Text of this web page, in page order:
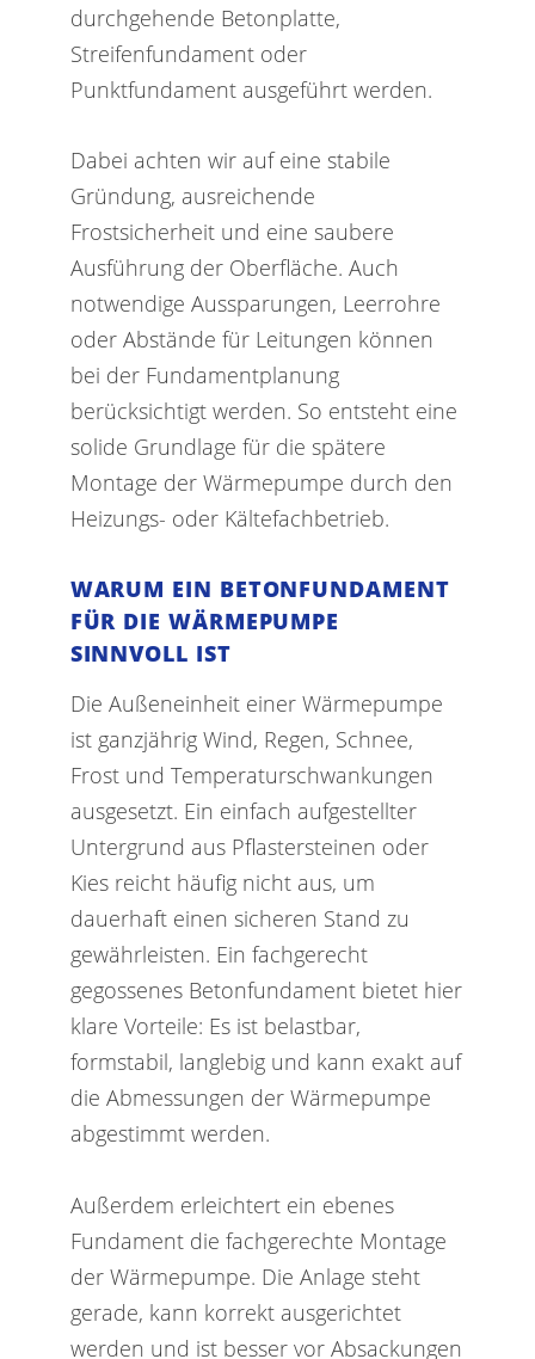
durchgehende Betonplatte,
Streifenfundament oder
Punktfundament ausgeführt werden.
Dabei achten wir auf eine stabile
Gründung, ausreichende
Frostsicherheit und eine saubere
Ausführung der Oberfläche. Auch
notwendige Aussparungen, Leerrohre
oder Abstände für Leitungen können
bei der Fundamentplanung
berücksichtigt werden. So entsteht eine
solide Grundlage für die spätere
Montage der Wärmepumpe durch den
Heizungs- oder Kältefachbetrieb.
WARUM EIN BETONFUNDAMENT
FÜR DIE WÄRMEPUMPE
SINNVOLL IST
Die Außeneinheit einer Wärmepumpe
ist ganzjährig Wind, Regen, Schnee,
Frost und Temperaturschwankungen
ausgesetzt. Ein einfach aufgestellter
Untergrund aus Pflastersteinen oder
Kies reicht häufig nicht aus, um
dauerhaft einen sicheren Stand zu
gewährleisten. Ein fachgerecht
gegossenes Betonfundament bietet hier
klare Vorteile: Es ist belastbar,
formstabil, langlebig und kann exakt auf
die Abmessungen der Wärmepumpe
abgestimmt werden.
Außerdem erleichtert ein ebenes
Fundament die fachgerechte Montage
der Wärmepumpe. Die Anlage steht
gerade, kann korrekt ausgerichtet
werden und ist besser vor Absackungen